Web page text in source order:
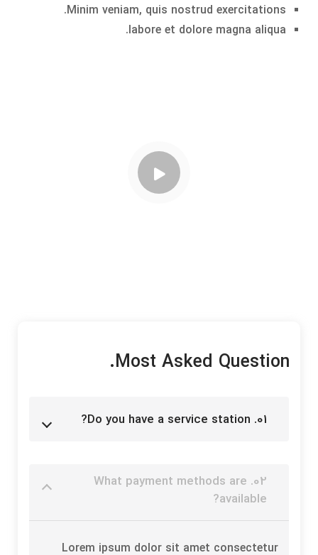
Minim veniam, quis nostrud exercitations.
labore et dolore magna aliqua.
Most Asked Question.
01. Do you have a service station?
02. What payment methods are
available?
Lorem ipsum dolor sit amet consectetur